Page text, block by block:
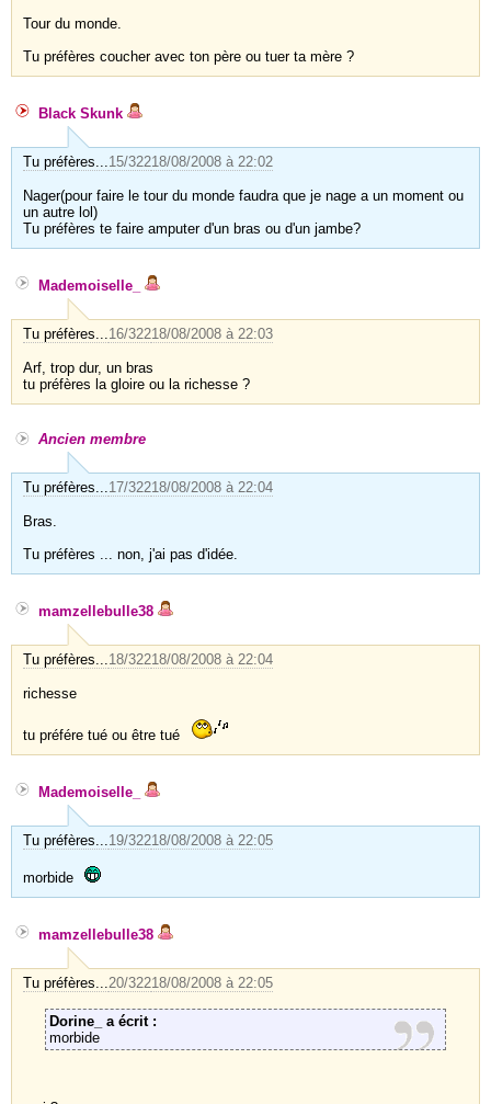
Tour du monde.
Tu préfères coucher avec ton père ou tuer ta mère ?
Black Skunk
Tu préfères...15/32218/08/2008 à 22:02
Nager(pour faire le tour du monde faudra que je nage a un moment ou
un autre lol)
Tu préfères te faire amputer d'un bras ou d'un jambe?
Mademoiselle_
Tu préfères...16/32218/08/2008 à 22:03
Arf, trop dur, un bras
tu préfères la gloire ou la richesse ?
Ancien membre
Tu préfères...17/32218/08/2008 à 22:04
Bras.
Tu préfères ... non, j'ai pas d'idée.
mamzellebulle38
Tu préfères...18/32218/08/2008 à 22:04
richesse
tu préfére tué ou être tué
Mademoiselle_
Tu préfères...19/32218/08/2008 à 22:05
morbide
mamzellebulle38
Tu préfères...20/32218/08/2008 à 22:05
Dorine_ a écrit :
morbide